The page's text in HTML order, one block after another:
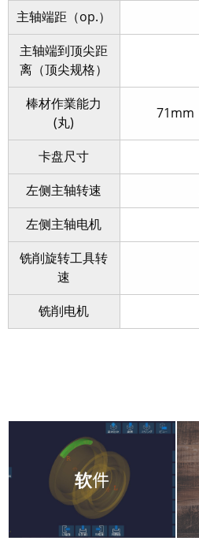
主轴端距（op.）
主轴端到顶尖距
离（顶尖规格）
棒材作業能力
(丸)
71mm
卡盘尺寸
左侧主轴转速
左侧主轴电机
铣削旋转工具转
速
铣削电机
软件